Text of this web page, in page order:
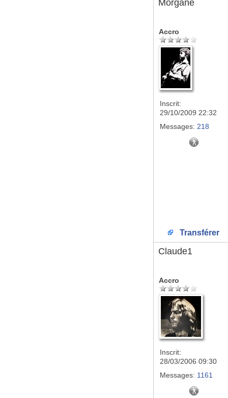
Morgane
Accro
Inscrit:
29/10/2009 22:32
Messages: 218
Transférer
Claude1
Accro
Inscrit:
28/03/2006 09:30
Messages: 1161